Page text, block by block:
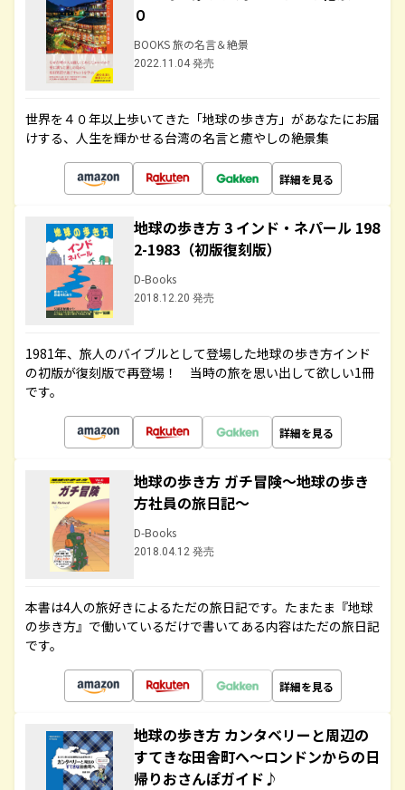
０
BOOKS 旅の名言＆絶景
2022.11.04 発売
世界を４０年以上歩いてきた「地球の歩き方」があなたにお届
けする、人生を輝かせる台湾の名言と癒やしの絶景集
詳細を見る
地球の歩き方 3 インド・ネパール 198
2-1983（初版復刻版）
D-Books
2018.12.20 発売
1981年、旅人のバイブルとして登場した地球の歩き方インド
の初版が復刻版で再登場！ 当時の旅を思い出して欲しい1冊
です。
詳細を見る
地球の歩き方 ガチ冒険～地球の歩き
方社員の旅日記～
D-Books
2018.04.12 発売
本書は4人の旅好きによるただの旅日記です。たまたま『地球
の歩き方』で働いているだけで書いてある内容はただの旅日記
です。
詳細を見る
地球の歩き方 カンタベリーと周辺の
すてきな田舎町へ～ロンドンからの日
帰りおさんぽガイド♪